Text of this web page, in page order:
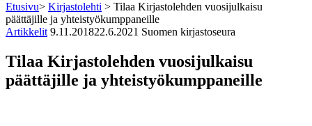
Etusivu> Kirjastolehti > Tilaa Kirjastolehden vuosijulkaisu
päättäjille ja yhteistyökumppaneille
Artikkelit 9.11.201822.6.2021 Suomen kirjastoseura
Tilaa Kirjastolehden vuosijulkaisu
päättäjille ja yhteistyökumppaneille